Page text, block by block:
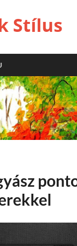
Stílus